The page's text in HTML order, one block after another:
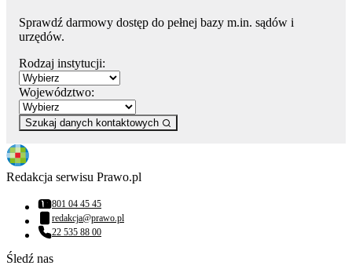
Sprawdź darmowy dostęp do pełnej bazy m.in. sądów i
urzędów.
Rodzaj instytucji:
Województwo:
Szukaj danych kontaktowych
Redakcja serwisu Prawo.pl
Numer telefonu:
801 04 45 45
Adres email:
redakcja@prawo.pl
Numer telefonu:
22 535 88 00
Śledź nas